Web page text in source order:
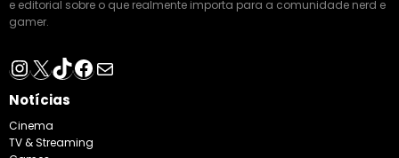
e editorial sobre o que realmente importa para a comunidade nerd e
gamer.
Instagram
X TikTok
Facebook
E-mail
Notícias
Cinema
TV & Streaming